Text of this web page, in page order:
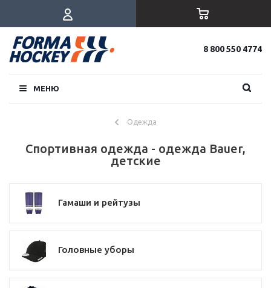
8 800 550 4774
МЕНЮ
Одежда
Спортивная одежда - одежда Bauer,
детские
Гамаши и рейтузы
Головные уборы